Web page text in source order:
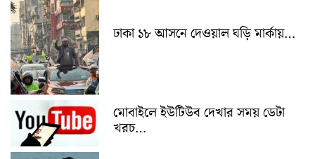
ঢাকা ১৮ আসনে দেওয়াল ঘড়ি মার্কায়…
মোবাইলে ইউটিউব দেখার সময় ডেটা
খরচ…